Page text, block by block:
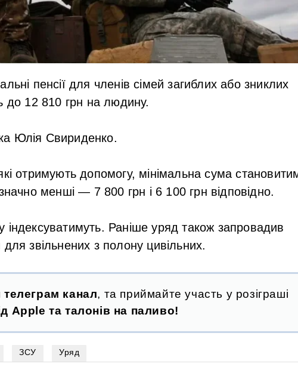
пенсії для членів сімей загиблих або зниклих
до 12 810 грн на людину.
Юлія Свириденко.
отримують допомогу, мінімальна сума
менші — 7 800 грн і 6 100 грн відповідно.
індексуватимуть. Раніше уряд також запровадив
звільнених з полону цивільних.
телеграм канал, та приймайте участь у розіграші
Apple та талонів на паливо!
ЗСУ Уряд